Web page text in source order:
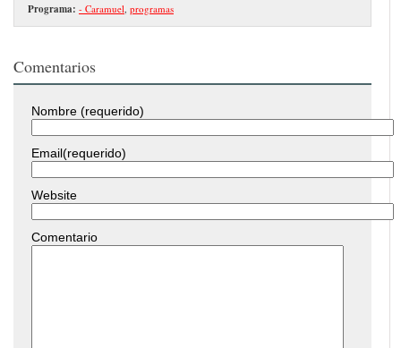
Programa: - Caramuel programas
Comentarios
Nombre (requerido)
Email(requerido)
Website
Comentario